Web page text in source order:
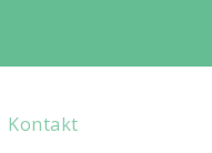
Kontakt